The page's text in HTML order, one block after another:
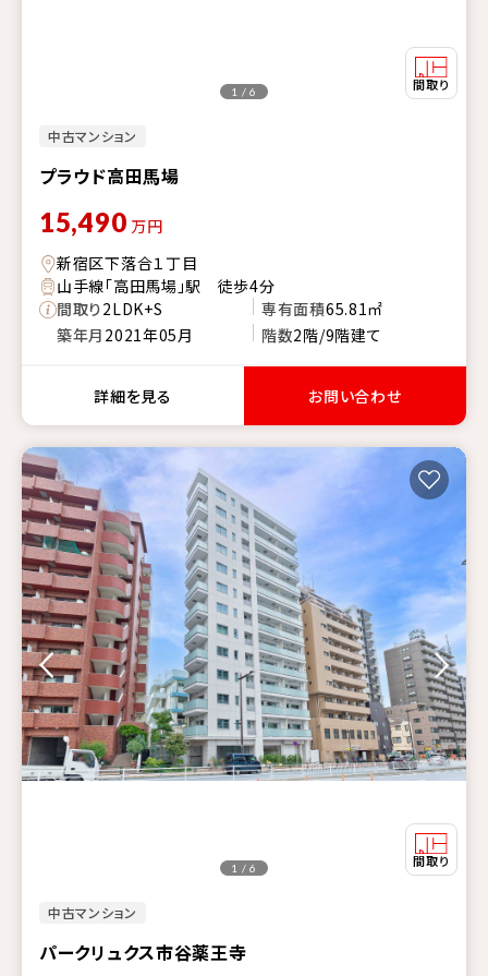
中古マンション
プラウド高田馬場
1 / 6
15,490 万円
新宿区下落合１丁目
山手線「高田馬場」駅 徒歩4分
間取り2LDK+S 専有面積65.81㎡
築年月 2021年05月 階数2階/9階建て
詳細を見る お問い合わせ
中古マンション
パークリュクス市谷薬王寺
1 / 6